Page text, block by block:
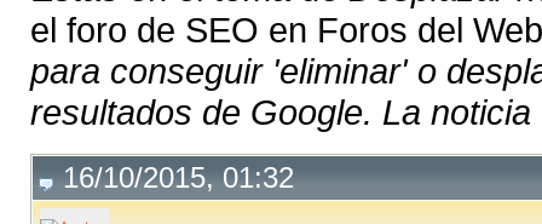
el foro de SEO en Foros del
para conseguir 'eliminar' o
resultados de Google. La
16/10/2015, 01:32